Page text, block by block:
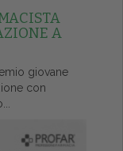
A
giovane
con